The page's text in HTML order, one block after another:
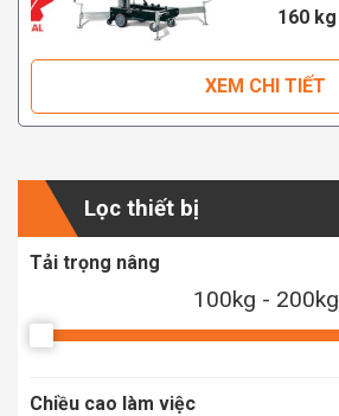
160 kg
XEM CHI TIẾT
Lọc thiết bị
Tải trọng nâng
100kg - 200kg
Chiều cao làm việc